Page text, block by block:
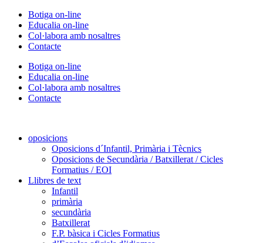
contingut
Botiga on-line
Educalia on-line
Col·labora amb nosaltres
Contacte
Botiga on-line
Educalia on-line
Col·labora amb nosaltres
Contacte
oposicions
Oposicions d´Infantil, Primària i Tècnics
Oposicions de Secundària / Batxillerat / Cicles
Formatius / EOI
Llibres de text
Infantil
primària
secundària
Batxillerat
F.P. bàsica i Cicles Formatius